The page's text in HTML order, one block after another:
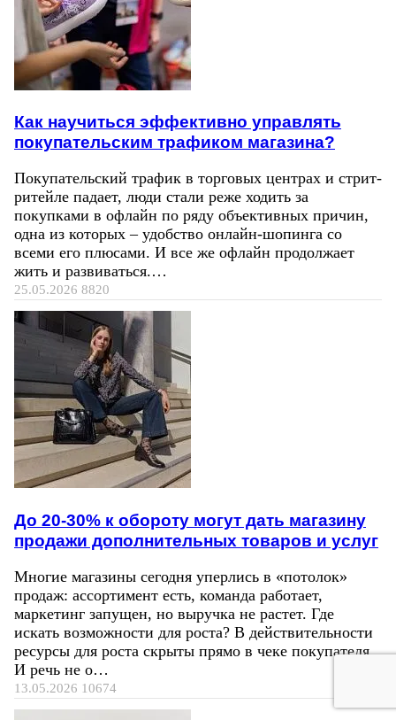
Как научиться эффективно управлять
покупательским трафиком магазина?
Покупательский трафик в торговых центрах и стрит-
ритейле падает, люди стали реже ходить за
покупками в офлайн по ряду объективных причин,
одна из которых – удобство онлайн-шопинга со
всеми его плюсами. И все же офлайн продолжает
жить и развиваться.…
25.05.2026 8820
До 20-30% к обороту могут дать магазину
продажи дополнительных товаров и услуг
Многие магазины сегодня уперлись в «потолок»
продаж: ассортимент есть, команда работает,
маркетинг запущен, но выручка не растет. Где
искать возможности для роста? В действительности
ресурсы для роста скрыты прямо в чеке покупателя.
И речь не о…
13.05.2026 10674